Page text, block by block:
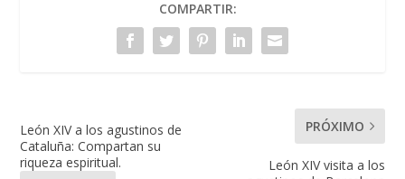
COMPARTIR:
León XIV a los agustinos de
Cataluña: Compartan su
riqueza espiritual.
PRÓXIMO
León XIV visita a los